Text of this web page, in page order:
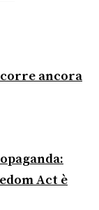
ancora
Act è